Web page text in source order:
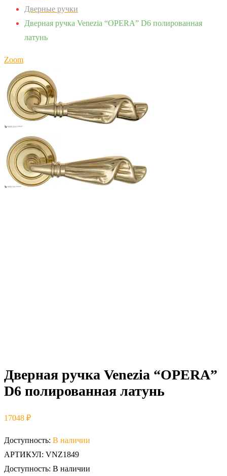
Дверные ручки
Дверная ручка Venezia “OPERA” D6 полированная
латунь
Zoom
Дверная ручка Venezia “OPERA”
D6 полированная латунь
17048 ₽
Доступность: В наличии
АРТИКУЛ: VNZ1849
Доступность: В наличии